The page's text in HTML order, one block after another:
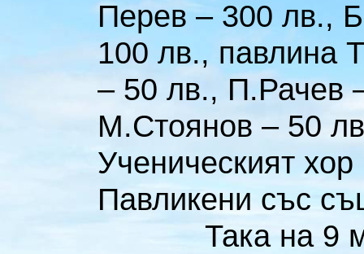
Перев – 300 лв.,
100 лв., павлина
– 50 лв., П.Рачев
М.Стоянов – 50
Ученическият
Павликени със
Така на 9